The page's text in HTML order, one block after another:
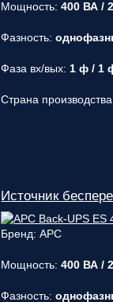
Мощность:400 ВА /
Фазность:
Фаза вх/вых: 1 ф / 1
Страна
Источник
Бренд: APC
Мощность:400 ВА /
Фазность: